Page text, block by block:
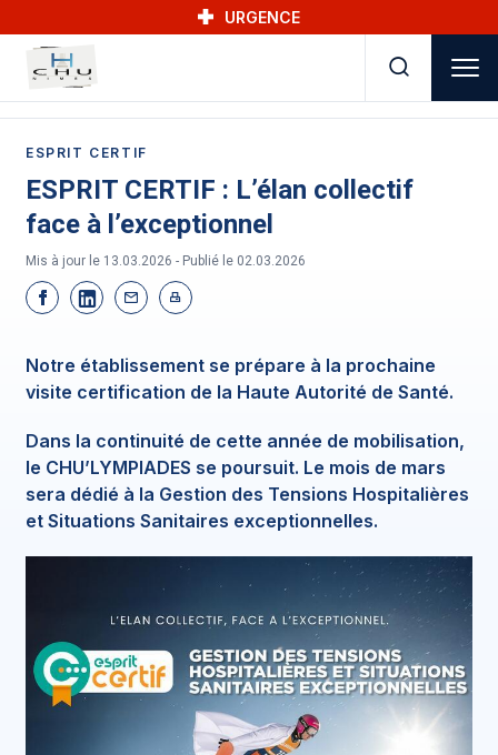
URGENCE
ESPRIT CERTIF
ESPRIT CERTIF : L’élan collectif
face à l’exceptionnel
Mis à jour le 13.03.2026 - Publié le 02.03.2026
Notre établissement se prépare à la prochaine
visite certification de la Haute Autorité de Santé.
Dans la continuité de cette année de mobilisation,
le CHU’LYMPIADES se poursuit. Le mois de mars
sera dédié à la Gestion des Tensions Hospitalières
et Situations Sanitaires exceptionnelles.